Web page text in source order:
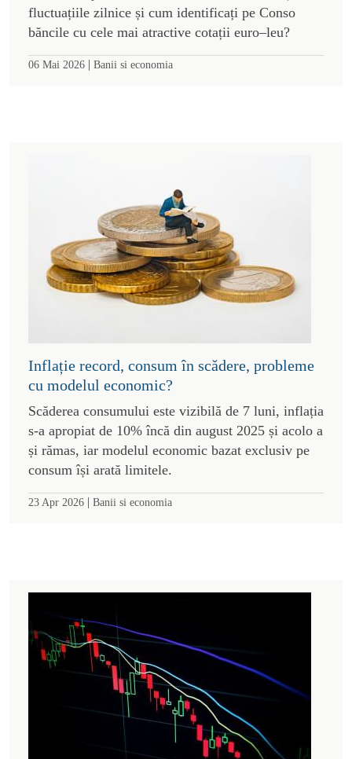
fluctuațiile zilnice și cum identificați pe Conso
băncile cu cele mai atractive cotații euro–leu?
06 Mai 2026 | Banii si economia
Inflație record, consum în scădere, probleme
cu modelul economic?
Scăderea consumului este vizibilă de 7 luni, inflația
s-a apropiat de 10% încă din august 2025 și acolo a
și rămas, iar modelul economic bazat exclusiv pe
consum își arată limitele.
23 Apr 2026 | Banii si economia